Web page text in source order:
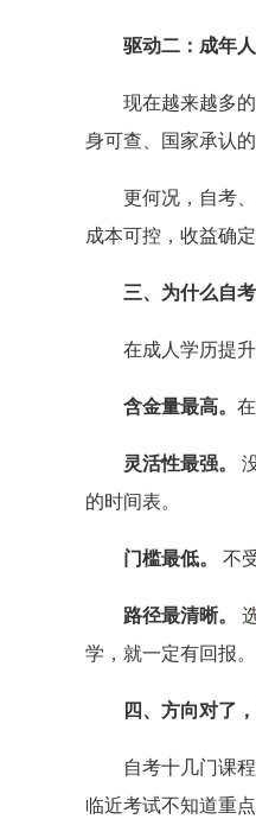
驱动二：成年
现在越来越多
身可查、国家承认
更何况，自考
成本可控，收益确
三、为什么自
在成人学历提
含金量最高。
灵活性最强。
的时间表。
门槛最低。 不
路径最清晰。
学，就一定有回报。
四、方向对了
自考十几门课
临近考试不知道重